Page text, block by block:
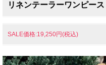
リネンテーラーワンピース
SALE価格:19,250円(税込)